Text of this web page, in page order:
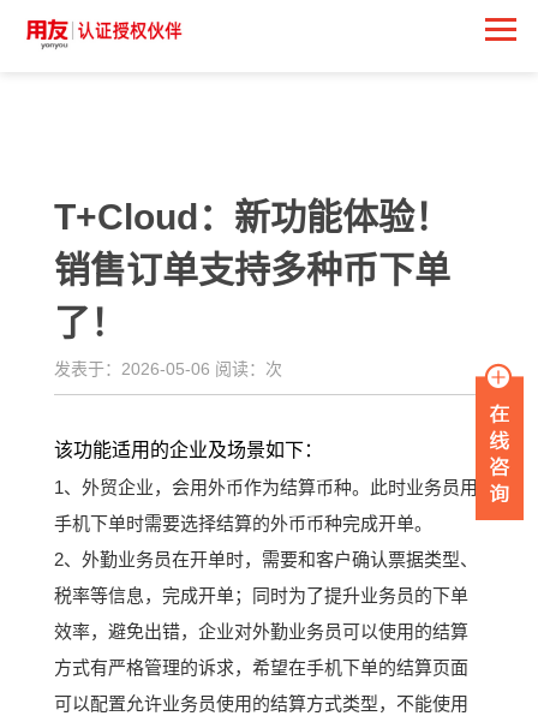
T+Cloud：新功能体验！
销售订单支持多种币下单
了！
发表于：2026-05-06 阅读： 次
该功能适用的企业及场景如下：
1、 外贸企业，会用外币作为结算币种。此时业务员用
手机下单时需要选择结算的外币币种完成开单。
2、外勤业务员在开单时，需要和客户确认票据类型、
税率等信息，完成开单；同时为了提升业务员的下单
效率，避免出错，企业对外勤业务员可以使用的结算
方式有严格管理的诉求，希望在手机下单的结算页面
可以配置允许业务员使用的结算方式类型，不能使用